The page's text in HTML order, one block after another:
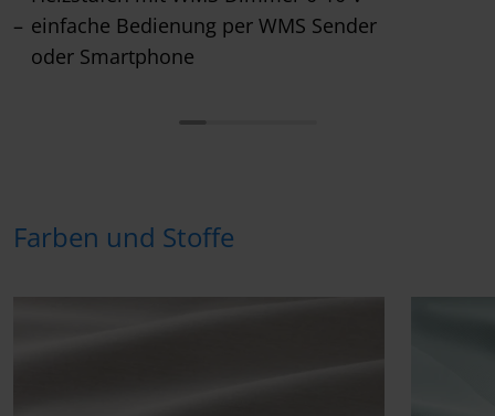
einfache Bedienung per WMS Sender
oder Smartphone
Farben und Stoffe